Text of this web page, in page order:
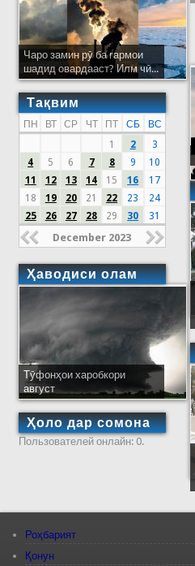
Чаро замин рӯ ба гармои
шадид овардааст? Илм чӣ...
Тақвим
ПН ВТ СР ЧТ ПТ СБ
ВС
1
2
3
4
5 6 7 8 9
10
11
12 13 14 15 16
17
18
19 20 21 22 23
24
25
26 27 28 29 30 31
December 2023
Ҳаводиси олам
Тӯфонҳои харобкори
август
Ҳоло дар сомона
Пользователей онлайн: 0.
Роҳбарият
Қонун